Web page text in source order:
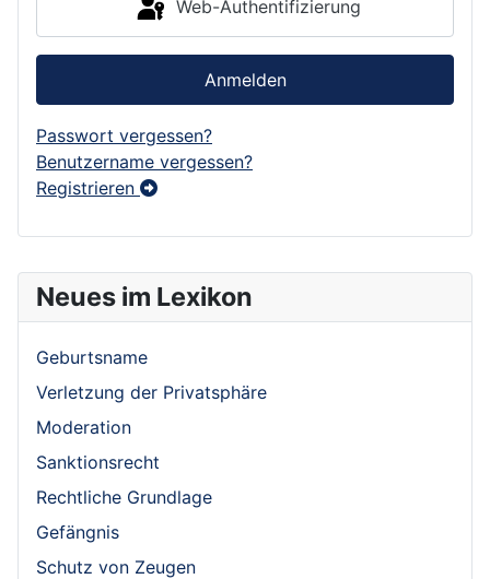
Neues im Lexikon
Geburtsname
Verletzung der Privatsphäre
Moderation
Sanktionsrecht
Rechtliche Grundlage
Gefängnis
Schutz von Zeugen
Web-Authentifizierung
Anmelden
Passwort vergessen?
Benutzername vergessen?
Registrieren